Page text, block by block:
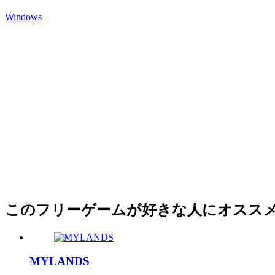
Windows
このフリーゲームが好きな人にオスス
MYLANDS